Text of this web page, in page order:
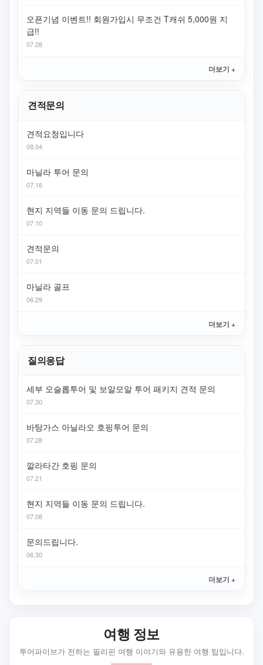
오픈기념 이벤트!! 회원가입시 무조건 T캐쉬 5,000원 지
급!!
07.28
더보기 +
견적문의
견적요청입니다
08.04
마닐라 투어 문의
07.16
현지 지역들 이동 문의 드립니다.
07.10
견적문의
07.01
마닐라 골프
06.29
더보기 +
질의응답
세부 오슬롭투어 및 보알모알 투어 패키지 견적 문의
07.30
바탕가스 아닐라오 호핑투어 문의
07.28
깔라타간 호핑 문의
07.21
현지 지역들 이동 문의 드립니다.
07.08
문의드립니다.
06.30
더보기 +
여행 정보
투어파이브가 전하는 필리핀 여행 이야기와 유용한 여행 팁입니다.